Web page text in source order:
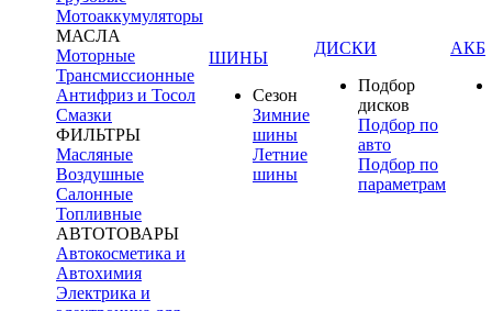
Мотоаккумуляторы
МАСЛА
Моторные
Трансмиссионные
Антифриз и Тосол
Смазки
ФИЛЬТРЫ
Масляные
Воздушные
Салонные
Топливные
АВТОТОВАРЫ
Автокосметика и
Автохимия
Электрика и
ШИНЫ
Сезон
Зимние
шины
Летние
шины
ДИСКИ
Подбор
дисков
Подбор по
авто
Подбор по
параметрам
АКБ